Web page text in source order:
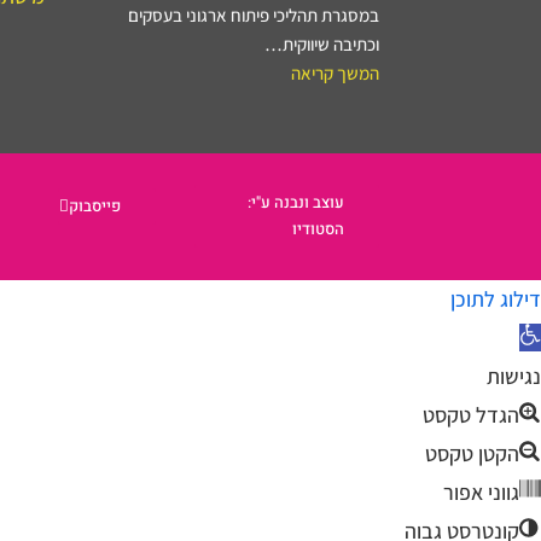
במסגרת תהליכי פיתוח ארגוני בעסקים
וכתיבה שיווקית…
המשך קריאה
פייסבוק
עוצב ונבנה ע"י:
הסטודיו
דילוג לתוכן
פתח
סרגל
נגישות
נגישות
הגדל טקסט
הקטן טקסט
גווני אפור
קונטרסט גבוה